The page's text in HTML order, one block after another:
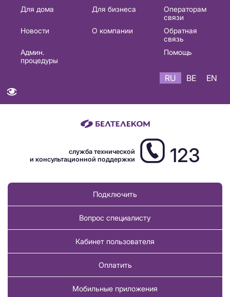
Основная
навигация
Для дома Для бизнеса
Операторам
связи
Новости
О компании
Обратная
связь
Админ.
процедуры
Помощь
RU BE EN
служба технической
и консультационной поддержки
123
Подключить
Вопрос специалисту
Кабинет пользователя
Оплатить
Мобильные приложения